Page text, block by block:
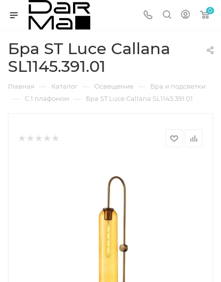
0
Бра ST Luce Callana
SL1145.391.01
Главная — Каталог — Освещение — Бра и подсветки
— С 1 плафоном — Бра ST Luce Callana SL1145.391.01